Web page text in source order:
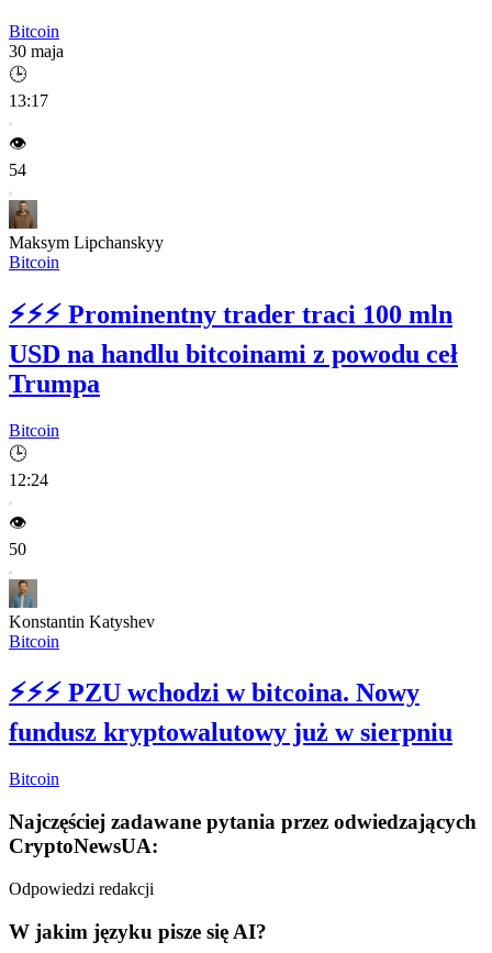
Bitcoin
30 maja
🕒
13:17
👁️
54
Maksym Lipchanskyy
Bitcoin
⚡⚡⚡ Prominentny trader traci 100 mln
USD na handlu bitcoinami z powodu ceł
Trumpa
Bitcoin
🕒
12:24
👁️
50
Konstantin Katyshev
Bitcoin
⚡⚡⚡ PZU wchodzi w bitcoina. Nowy
fundusz kryptowalutowy już w sierpniu
Bitcoin
Najczęściej zadawane pytania przez odwiedzających
CryptoNewsUA:
Odpowiedzi redakcji
W jakim języku pisze się AI?